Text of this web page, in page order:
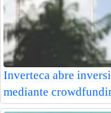
Inverteca abre
mediante